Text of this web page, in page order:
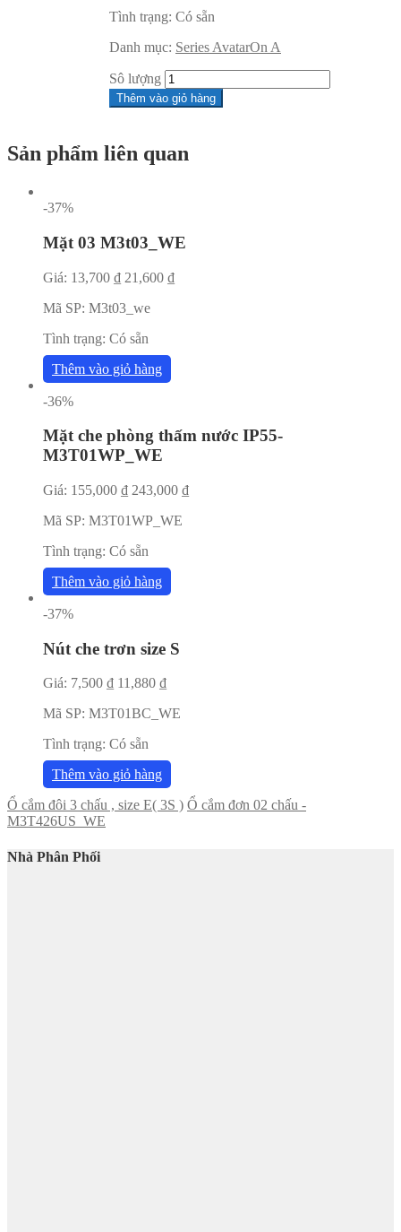
Tình trạng: Có sẵn
Danh mục: Series AvatarOn A
Sô lượng
Thêm vào giỏ hàng
Sản phẩm liên quan
-37%
Mặt 03 M3t03_WE
Giá: 13,700 ₫ 21,600 ₫
Mã SP: M3t03_we
Tình trạng: Có sẵn
Thêm vào giỏ hàng
-36%
Mặt che phòng thấm nước IP55-
M3T01WP_WE
Giá: 155,000 ₫ 243,000 ₫
Mã SP: M3T01WP_WE
Tình trạng: Có sẵn
Thêm vào giỏ hàng
-37%
Nút che trơn size S
Giá: 7,500 ₫ 11,880 ₫
Mã SP: M3T01BC_WE
Tình trạng: Có sẵn
Thêm vào giỏ hàng
Ổ cắm đôi 3 chấu , size E( 3S ) Ổ cắm đơn 02 chấu -
M3T426US_WE
Nhà Phân Phối